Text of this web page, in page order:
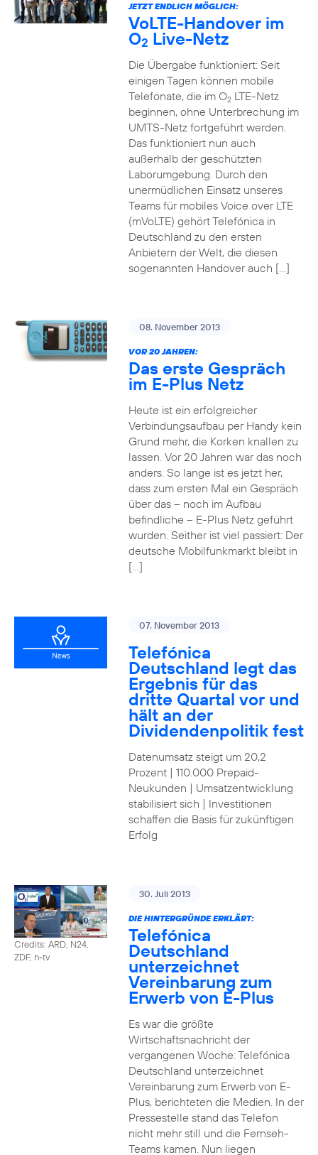
JETZT ENDLICH MÖGLICH:
VoLTE-Handover im
O2 Live-Netz
Die Übergabe funktioniert: Seit
einigen Tagen können mobile
Telefonate, die im O2LTE-Netz
beginnen, ohne Unterbrechung im
UMTS-Netz fortgeführt werden.
Das funktioniert nun auch
außerhalb der geschützten
Laborumgebung. Durch den
unermüdlichen Einsatz unseres
Teams für mobiles Voice over LTE
(mVoLTE) gehört Telefónica in
Deutschland zu den ersten
Anbietern der Welt, die diesen
sogenannten Handover auch […]
08. November 2013
VOR 20 JAHREN:
Das erste Gespräch
im E-Plus Netz
Heute ist ein erfolgreicher
Verbindungsaufbau per Handy kein
Grund mehr, die Korken knallen zu
lassen. Vor 20 Jahren war das noch
anders. So lange ist es jetzt her,
dass zum ersten Mal ein Gespräch
über das – noch im Aufbau
befindliche – E-Plus Netz geführt
wurden. Seither ist viel passiert: Der
deutsche Mobilfunkmarkt bleibt in
[…]
07. November 2013
Telefónica
Deutschland legt das
Ergebnis für das
dritte Quartal vor und
hält an der
Dividendenpolitik fest
Datenumsatz steigt um 20,2
Prozent | 110.000 Prepaid-
Neukunden | Umsatzentwicklung
stabilisiert sich | Investitionen
schaffen die Basis für zukünftigen
Erfolg
Credits: ARD, N24,
ZDF, n-tv
30. Juli 2013
DIE HINTERGRÜNDE ERKLÄRT:
Telefónica
Deutschland
unterzeichnet
Vereinbarung zum
Erwerb von E-Plus
Es war die größte
Wirtschaftsnachricht der
vergangenen Woche: Telefónica
Deutschland unterzeichnet
Vereinbarung zum Erwerb von E-
Plus, berichteten die Medien. In der
Pressestelle stand das Telefon
nicht mehr still und die Fernseh-
Teams kamen. Nun liegen